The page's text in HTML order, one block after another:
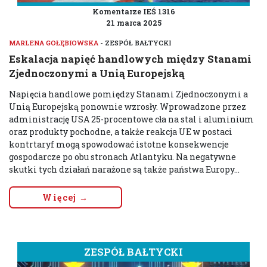
Komentarze IEŚ 1316
21 marca 2025
MARLENA GOŁĘBIOWSKA - ZESPÓŁ BAŁTYCKI
Eskalacja napięć handlowych między Stanami
Zjednoczonymi a Unią Europejską
Napięcia handlowe pomiędzy Stanami Zjednoczonymi a
Unią Europejską ponownie wzrosły. Wprowadzone przez
administrację USA 25-procentowe cła na stal i aluminium
oraz produkty pochodne, a także reakcja UE w postaci
kontrtaryf mogą spowodować istotne konsekwencje
gospodarcze po obu stronach Atlantyku. Na negatywne
skutki tych działań narażone są także państwa Europy...
Więcej →
ZESPÓŁ BAŁTYCKI